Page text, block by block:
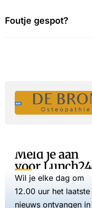
Foutje gespot?
Meld je aan
voor Lunch24
Wil je elke dag om
12.00 uur het laatste
nieuws ontvangen in